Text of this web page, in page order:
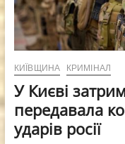
КИЇВЩИНА КРИМІНАЛ
У Києві
передавала
ударів росії